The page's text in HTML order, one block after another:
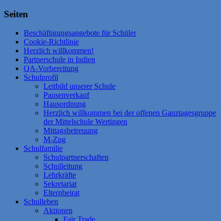
Seiten
Beschäftigungsangebote für Schüler
Cookie-Richtlinie
Herzlich willkommen!
Partnerschule in Indien
QA-Vorbereitung
Schulprofil
Leitbild unserer Schule
Pausenverkauf
Hausordnung
Herzlich willkommen bei der offenen Ganztagesgruppe
der Mittelschule Wertingen
Mittagsbetreuung
M-Zug
Schulfamilie
Schulpartnerschaften
Schulleitung
Lehrkräfte
Sekretariat
Elternbeirat
Schulleben
Aktionen